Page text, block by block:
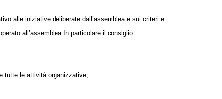
alle iniziative deliberate dall’assemblea e sui criteri e
all’assemblea. In particolare il consiglio:
tutte le attività organizzative;